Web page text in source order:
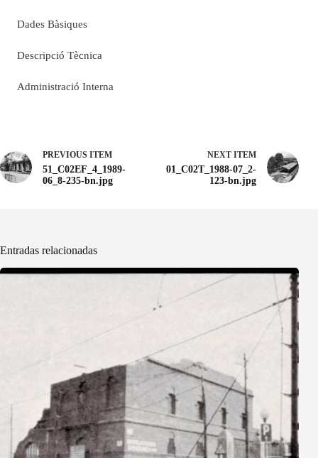
Dades Bàsiques
Descripció Tècnica
Administració Interna
PREVIOUS ITEM
51_C02EF_4_1989-
06_8-235-bn.jpg
NEXT ITEM
01_C02T_1988-07_2-
123-bn.jpg
Entradas relacionadas